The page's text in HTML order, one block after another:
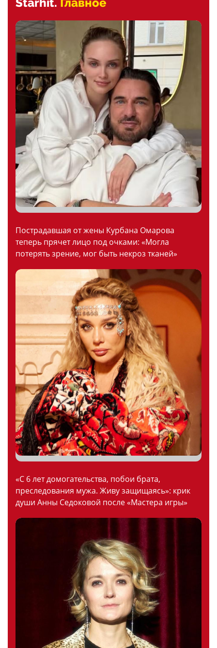
Starhit. Главное
Пострадавшая от жены Курбана Омарова
теперь прячет лицо под очками: «Могла
потерять зрение, мог быть некроз тканей»
«С 6 лет домогательства, побои брата,
преследования мужа. Живу защищаясь»: крик
души Анны Седоковой после «Мастера игры»